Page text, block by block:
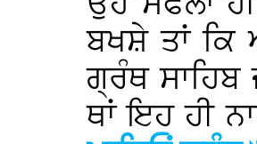
ਬਖਸ਼ੇ ਤਾਂ
ਗ੍ਰੰਥ
ਥਾਂ ਇਹ ਹੀ